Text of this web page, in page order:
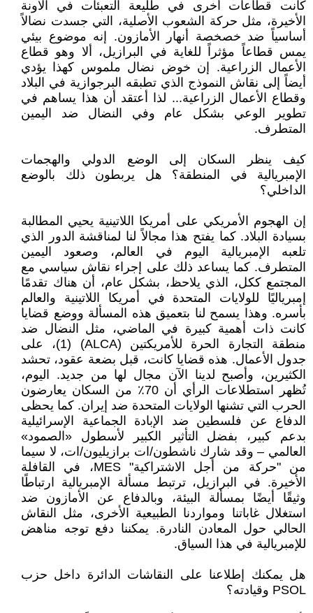
كانت قطاعات أخرى في طليعة التعبئات في الآونة
الأخيرة، مثل حركة الشعوب الأصلية، التي جسدت نضالاً
أساسياً ضد خصخصة أنهار الأمازون. إنه موضوع بيئي
يمس قطاعاً مؤثراً للغاية في البرازيل، ألا وهو قطاع
الأعمال الزراعية. إن خوض نضال ملموس كهذا يؤدي
أيضاً إلى نقاش النموذج الذي تطبقه البرجوازية في البلاد
وقطاع الأعمال الزراعية... لذا أعتقد أن هذا يساهم في
تطوير الوعي بشكل عام وفي النضال ضد اليمين
المتطرف.
كيف ينظر السكان إلى الوضع الدولي والهجمات
الإمبريالية في المنطقة؟ هل يربطون ذلك بالوضع
الداخلي؟
إن الهجوم الأمريكي على أمريكا اللاتينية يحيي المطالبة
بسيادة البلاد. كما يفتح هذا مجالاً لنا لمناقشة الدور الذي
تلعبه الإمبريالية اليوم في العالم، وصعود اليمين
المتطرف. كما يساعد ذلك على إجراء نقاش سياسي مع
المجتمع ككل، الذي يلاحظ، بشكل عام، أن هناك تقدمًا
إمبرياليًا للولايات المتحدة في أمريكا اللاتينية والعالم
بأسره. وهذا يسمح لنا بتعميق هذه المسألة ووضع قضايا
كانت ذات أهمية كبيرة في الماضي، مثل النضال ضد
منطقة التجارة الحرة للأمريكتين (ALCA) (1)، على
جدول الأعمال. هذه قضايا كانت، قبل بضعة عقود، تحشد
الكثيرين، وأصبح لدينا الآن مجال لها من جديد. اليوم،
تُظهر استطلاعات الرأي أن 70٪ من السكان يعارضون
الحرب التي تشنها الولايات المتحدة ضد إيران. كما يحظى
الدفاع عن فلسطين ضد الإبادة الجماعية الإسرائيلية
بدعم كبير، بفضل التأثير الكبير لأسطول «الصمود»
العالمي – وقد شارك ناشطون/ات برازيليون/ات، لا سيما
من "حركة من أجل الاشتراكية" MES، في القافلة
الأخيرة. في البرازيل، ترتبط مسألة الإمبريالية ارتباطًا
وثيقًا أيضًا بمسألة البيئة، وبالدفاع عن الأمازون ضد
استغلال غاباتنا ومواردنا الطبيعية الأخرى، مثل النقاش
الحالي حول المعادن النادرة. يمكننا دفع توجه مناهض
للإمبريالية في هذا السياق.
هل يمكنك إطلاعنا على النقاشات الدائرة داخل حزب
PSOL وقيادته؟